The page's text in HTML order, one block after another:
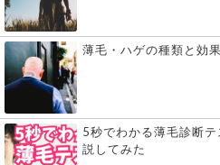
薄毛・ハゲの種類と効
5秒でわかる薄毛診断
説してみた